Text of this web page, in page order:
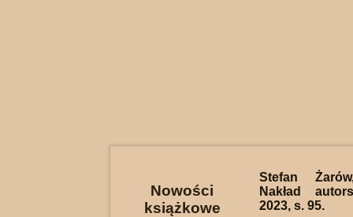
Nowości
książkowe
Stefan
Nakład
2023, s. 95.